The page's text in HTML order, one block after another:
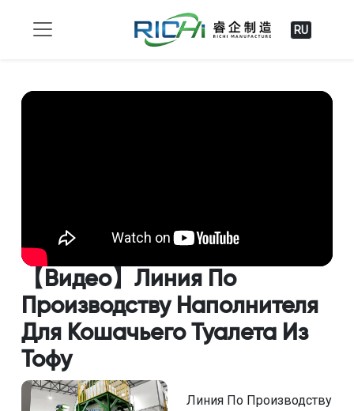
RU
【Видео】Линия По
Производству Наполнителя
Для Кошачьего Туалета Из
Тофу
Линия По Производству